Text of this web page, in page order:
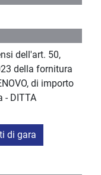
dell'art. 50,
della fornitura
di importo
- DITTA
di gara